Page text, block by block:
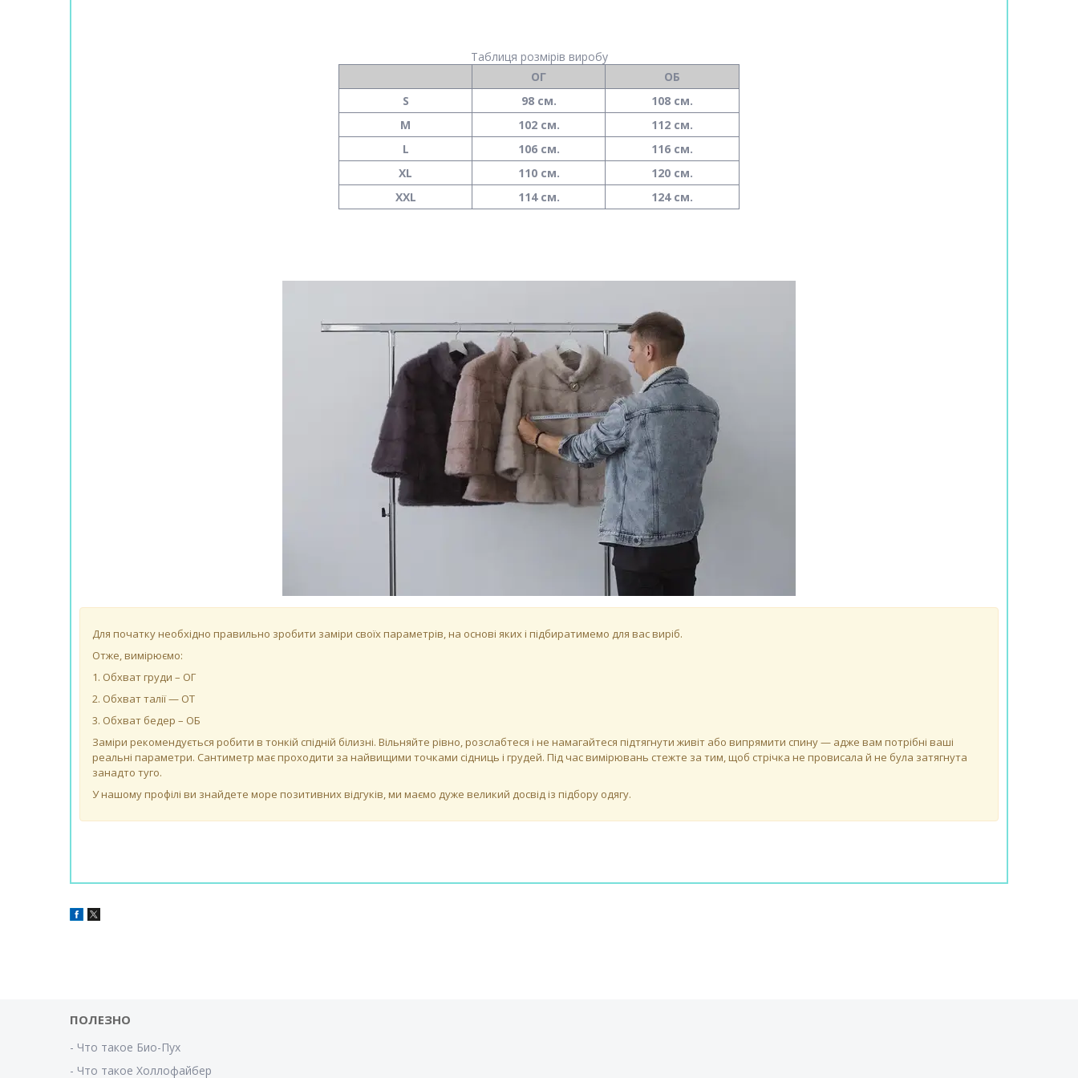
Таблиця розмірів виробу
ОГ
ОБ
S
98 см.
108 см.
M
102 см.
112 см.
L
106 см.
116 см.
XL
110 см.
120 см.
XXL
114 см. 124 см.
Для початку необхідно правильно зробити заміри своїх параметрів, на основі яких і підбиратимемо для вас виріб.
Отже, вимірюємо:
1. Обхват груди – ОГ
2. Обхват талії — ОТ
3. Обхват бедер – ОБ
Заміри рекомендується робити в тонкій спідній білизні. Вільняйте рівно, розслабтеся і не намагайтеся підтягнути живіт або випрямити спину — адже вам потрібні ваші
реальні параметри. Сантиметр має проходити за найвищими точками сідниць і грудей. Під час вимірювань стежте за тим, щоб стрічка не провисала й не була затягнута
занадто туго.
У нашому профілі ви знайдете море позитивних відгуків, ми маємо дуже великий досвід із підбору одягу.
ПОЛЕЗНО
- Что такое Био-Пух
- Что такое Холлофайбер